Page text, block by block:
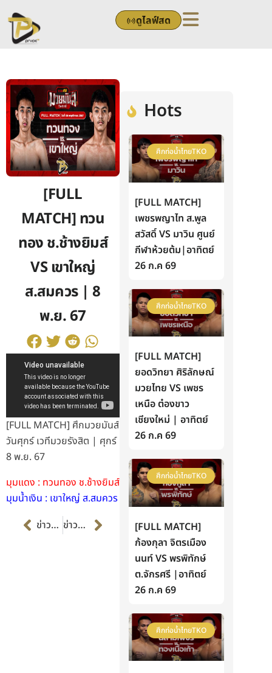
to
content
ดูไลฟ์สด
[FULL
MATCH] ทวน
ทอง ช.ช้างยิมส์
VS เขาใหญ่
ส.สมควร | 8
พ.ย. 67
[FULL MATCH] ศึกมวยมันส์
วันศุกร์ เวทีมวยรังสิต | ศุกร์
8 พ.ย. 67
มุมแดง : ทวนทอง ช.ช้างยิมส์
มุมน้ำเงิน : เขาใหญ่ ส.สมควร
Prevข่าวก่อนหน้า ข่าวต่อไป Next
Hots
ศึกท่อน้ำไทยTKO
[FULL MATCH]
เพชรพญาไท ส.พูล
สวัสดิ์ VS มาวิน ศูนย์
กีฬาห้วยต้ม|อาทิตย์
26 ก.ค 69
ศึกท่อน้ำไทยTKO
[FULL MATCH]
ยอดวิทยา ศิริลักษณ์
มวยไทย VS เพชร
เหนือ ต๋องขาว
เชียงใหม่ | อาทิตย์
26 ก.ค 69
ศึกท่อน้ำไทยTKO
[FULL MATCH]
ก้องกุลา จิตรเมือง
นนท์ VS พรพิทักษ์
ต.จักรศรี |อาทิตย์
26 ก.ค 69
ศึกท่อน้ำไทยTKO